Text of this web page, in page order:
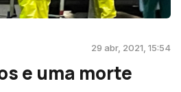
29 abr, 2021, 15:54
e uma morte